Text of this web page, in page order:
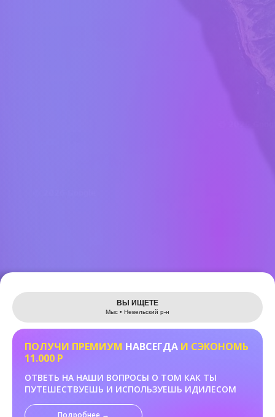
Leaflet
ВЫ ИЩЕТЕ
Мыс • Невельский р-н
ПОЛУЧИ ПРЕМИУМ НАВСЕГДА И СЭКОНОМЬ
11.000 Р
ОТВЕТЬ НА НАШИ ВОПРОСЫ О ТОМ КАК ТЫ
ПУТЕШЕСТВУЕШЬ И ИСПОЛЬЗУЕШЬ ИДИЛЕСОМ
Подробнее →